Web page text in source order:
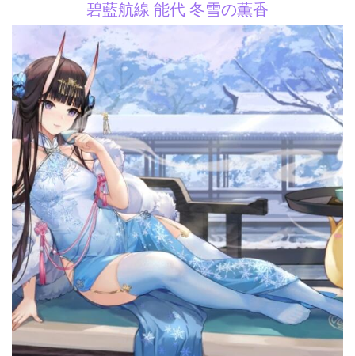
碧藍航線 能代 冬雪の薫香